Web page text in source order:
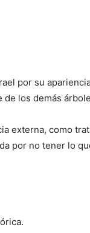
por su
los demás
externa, como
por no tener lo